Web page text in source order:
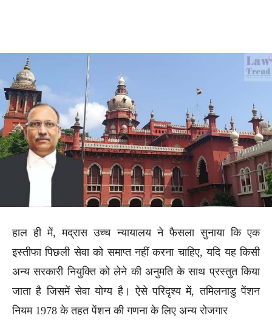
हाल ही में, मद्रास उच्च न्यायालय ने फैसला सुनाया कि एक
इस्तीफा पिछली सेवा को समाप्त नहीं करना चाहिए, यदि यह किसी
अन्य सरकारी नियुक्ति को लेने की अनुमति के साथ प्रस्तुत किया
जाता है जिसमें सेवा योग्य है। ऐसे परिदृश्य में, तमिलनाडु पेंशन
नियम 1978 के तहत पेंशन की गणना के लिए अन्य रोजगार